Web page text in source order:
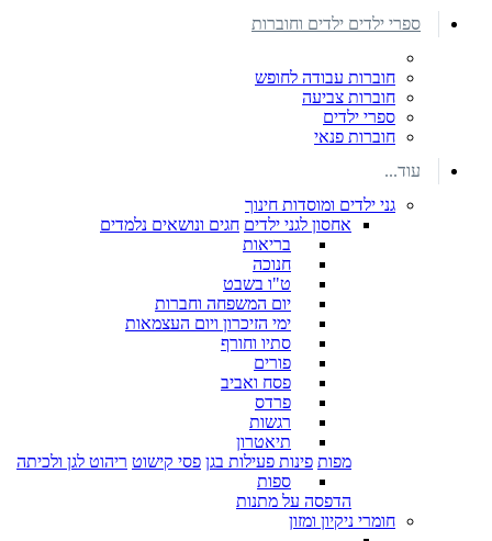
ספרי ילדים ילדים וחוברות
חוברות עבודה לחופש
חוברות צביעה
ספרי ילדים
חוברות פנאי
עוד...
גני ילדים ומוסדות חינוך
אחסון לגני ילדים חגים ונושאים נלמדים
בריאות
חנוכה
ט"ו בשבט
יום המשפחה וחברות
ימי הזיכרון ויום העצמאות
סתיו וחורף
פורים
פסח ואביב
פרדס
רגשות
תיאטרון
מפות פינות פעילות בגן פסי קישוט ריהוט לגן ולכיתה
ספות
הדפסה על מתנות
חומרי ניקיון ומזון